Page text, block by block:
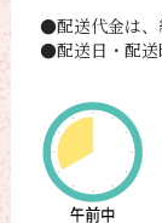
●配送代金は、
●配送日・配送